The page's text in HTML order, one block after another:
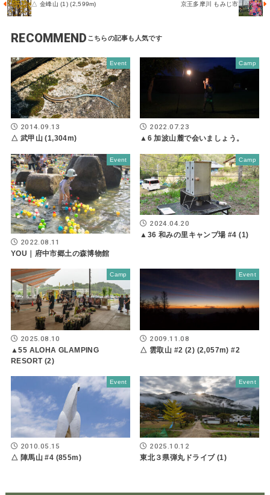
△ 金峰山 (1) (2,599m) 京王多摩川 もみじ市
RECOMMEND
Event
2014.09.13
△ 武甲山 (1,304m)
Camp
2022.07.23
▲6 加波山麓で会いましょう。
Event
2022.08.11
YOU｜府中市郷土の森博物館
Camp
2024.04.20
▲36 和みの里キャンプ場 #4 (1)
Camp
2025.08.10
▲55 ALOHA GLAMPING
RESORT (2)
Event
2009.11.08
△ 雲取山 #2 (2) (2,057m) #2
Event
2010.05.15
△ 陣馬山 #4 (855m)
Event
2025.10.12
東北３県弾丸ドライブ (1)